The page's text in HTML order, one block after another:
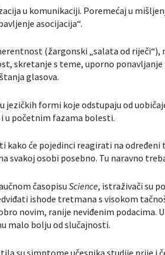
u komunikaciji. Poremećaj u
asocijacija“.
(žargonski „salata od riječi“),
skretanje s teme, uporno ponavljanje
glasova.
jezičkih formi koje odstupaju od
u početnim fazama bolesti.
kako će pojedinci reagirati na
svakoj osobi posebno. Tu naravno
časopisuScience, istraživači su
ishode tretmana s visokom
novim, ranije neviđenim podacima.
malo bolju od slučajnosti.
su simptome učesnika studije prije i